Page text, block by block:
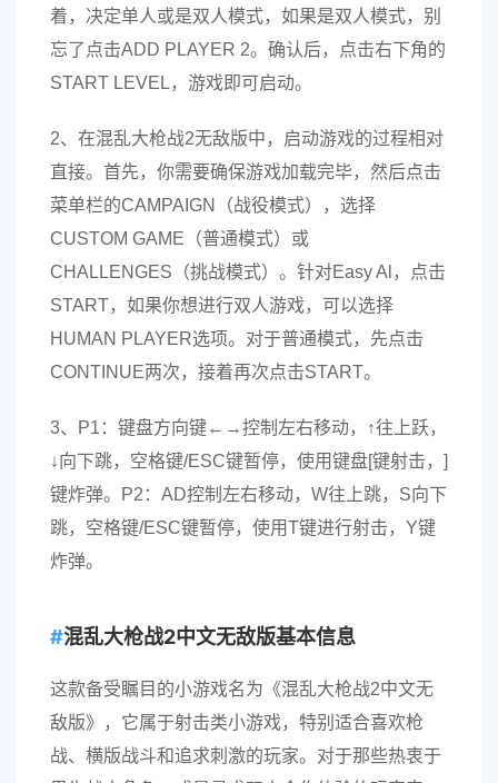
着，决定单人或是双人模式，如果是双人模式，别
忘了点击ADD PLAYER 2。确认后，点击右下角的
START LEVEL，游戏即可启动。
2、在混乱大枪战2无敌版中，启动游戏的过程相对
直接。首先，你需要确保游戏加载完毕，然后点击
菜单栏的CAMPAIGN（战役模式），选择
CUSTOM GAME（普通模式）或
CHALLENGES（挑战模式）。针对Easy Al，点击
START，如果你想进行双人游戏，可以选择
HUMAN PLAYER选项。对于普通模式，先点击
CONTINUE两次，接着再次点击START。
3、P1：键盘方向键←→控制左右移动，↑往上跃，
↓向下跳，空格键/ESC键暂停，使用键盘[键射击，]
键炸弹。P2：AD控制左右移动，W往上跳，S向下
跳，空格键/ESC键暂停，使用T键进行射击，Y键
炸弹。
混乱大枪战2中文无敌版基本信息
这款备受瞩目的小游戏名为《混乱大枪战2中文无
敌版》，它属于射击类小游戏，特别适合喜欢枪
战、横版战斗和追求刺激的玩家。对于那些热衷于